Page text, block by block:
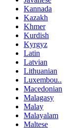
Kannada
Kazakh
Khmer
Kurdish
Kyrgyz
Latin
Latvian
Lithuanian
Luxembou..
Macedonian
Malagasy
Malay
Malayalam
Maltese